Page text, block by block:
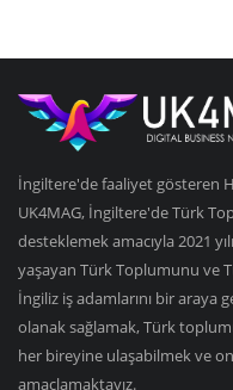
İngiltere'de faaliyet gösteren
UK4MAG, İngiltere'de Türk
desteklemek amacıyla 2021
yaşayan Türk Toplumunu ve
İngiliz iş adamlarını bir
olanak sağlamak, Türk
her bireyine ulaşabilmek ve
amaçlamaktayız.